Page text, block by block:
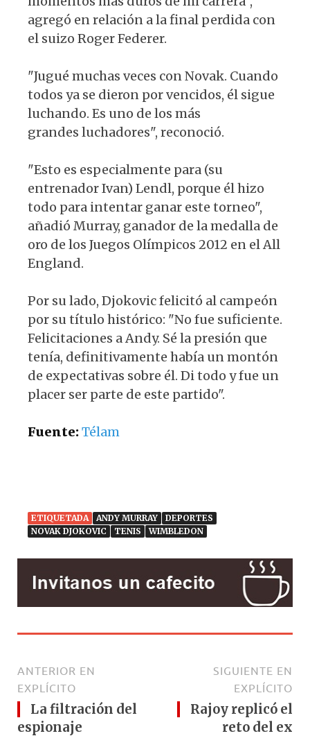
agregó en relación a la final perdida con
el suizo Roger Federer.
"Jugué muchas veces con Novak. Cuando
todos ya se dieron por vencidos, él sigue
luchando. Es uno de los más
grandes luchadores", reconoció.
"Esto es especialmente para (su
entrenador Ivan) Lendl, porque él hizo
todo para intentar ganar este torneo",
añadió Murray, ganador de la medalla de
oro de los Juegos Olímpicos 2012 en el All
England.
Por su lado, Djokovic felicitó al campeón
por su título histórico: "No fue suficiente.
Felicitaciones a Andy. Sé la presión que
tenía, definitivamente había un montón
de expectativas sobre él. Di todo y fue un
placer ser parte de este partido".
Fuente:Télam
ETIQUETADA ANDY MURRAY
DEPORTES
NOVAK DJOKOVIC
TENIS WIMBLEDON
ANTERIOR EN
EXPLÍCITO
La filtración del
espionaje
SIGUIENTE EN
EXPLÍCITO
Rajoy replicó el
reto del ex